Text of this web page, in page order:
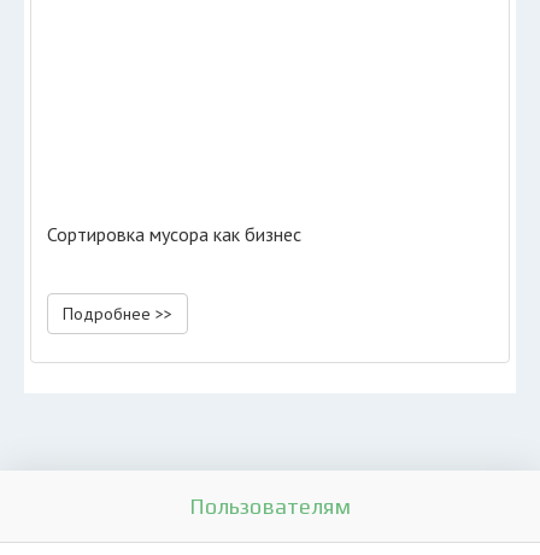
Сортировка мусора как бизнес
Подробнее >>
Пользователям